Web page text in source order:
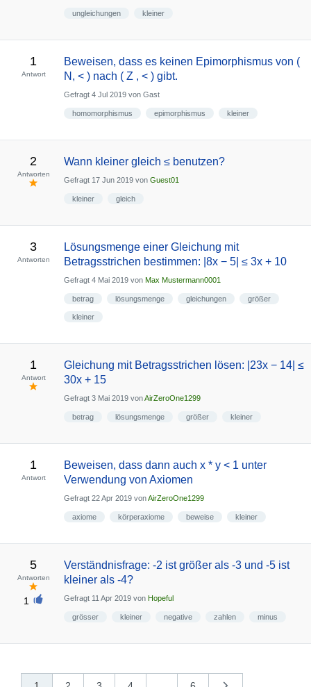
ungleichungen kleiner
1
Antwort
Beweisen, dass es keinen Epimorphismus von (
N, < ) nach ( Z , < ) gibt.
Gefragt 4 Jul 2019 von Gast
homomorphismus epimorphismus kleiner
2
Antworten
Wann kleiner gleich ≤ benutzen?
Gefragt 17 Jun 2019 von Guest01
kleiner gleich
3
Antworten
Lösungsmenge einer Gleichung mit
Betragsstrichen bestimmen: |8x − 5| ≤ 3x + 10
Gefragt 4 Mai 2019 von Max Mustermann0001
betrag lösungsmenge gleichungen größer
kleiner
1
Antwort
Gleichung mit Betragsstrichen lösen: |23x − 14| ≤
30x + 15
Gefragt 3 Mai 2019 vonAirZeroOne1299
betrag lösungsmenge größer kleiner
1
Antwort
Beweisen, dass dann auch x * y < 1 unter
Verwendung von Axiomen
Gefragt 22 Apr 2019 vonAirZeroOne1299
axiome körperaxiome beweise kleiner
5
Antworten
1
Verständnisfrage: -2 ist größer als -3 und -5 ist
kleiner als -4?
Gefragt 11 Apr 2019 von Hopeful
grösser kleiner negative zahlen minus